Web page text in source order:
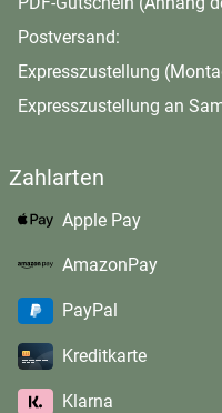
Postversand:
Expresszustellung
Expresszustellung an
Zahlarten
Apple Pay
AmazonPay
PayPal
Kreditkarte
Klarna